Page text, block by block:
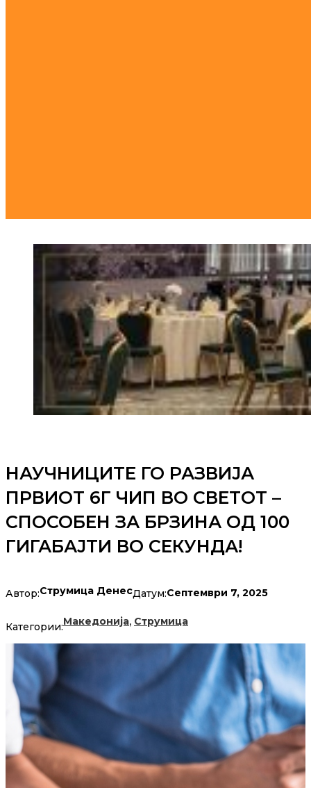
НАУЧНИЦИТЕ ГО РАЗВИЈА
ПРВИОТ 6Г ЧИП ВО СВЕТОТ –
СПОСОБЕН ЗА БРЗИНА ОД 100
ГИГАБАЈТИ ВО СЕКУНДА!
Автор:Струмица ДенесДатум:Септември 7, 2025
Категории:Македонија, Струмица